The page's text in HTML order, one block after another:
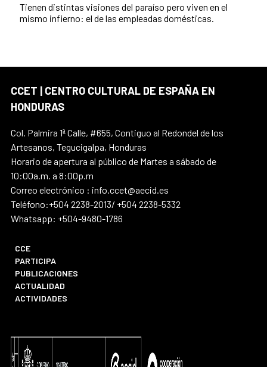
Tienen distintas visiones del paraíso pero viven en el
mismo infierno: el de las empleadas domésticas.
CCET | CENTRO CULTURAL DE ESPAÑA EN
HONDURAS
Col. Palmira 1ª Calle, #655, Contiguo al Redondel de los
Artesanos, Tegucigalpa, Honduras
Horario de apertura al público de Martes a sábado de
10:00a.m. a 8:00p.m
Correo electrónico : info.ccet@aecid.es
Teléfono:+504 2238-2013/ +504 2238-5332
Whatsapp: +504-9480-1786
CCE
PARTICIPA
PUBLICACIONES
ACTUALIDAD
ACTIVIDADES